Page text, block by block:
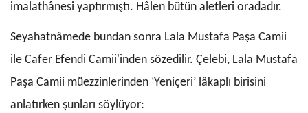
imalathânesi yaptırmıştı. Hâlen bütün aletleri oradadır.
Seyahatnâmede bundan sonra Lala Mustafa Paşa Camii
ile Cafer Efendi Camii'inden sözedilir. Çelebi, Lala Mustafa
Paşa Camii müezzinlerinden ‘Yeniçeri’ lâkaplı birisini
anlatırken şunları söylüyor: